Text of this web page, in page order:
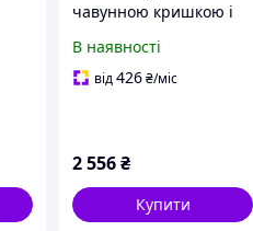
чавунною кришкою і
В наявності
від426₴/міс
2 556₴
Купити